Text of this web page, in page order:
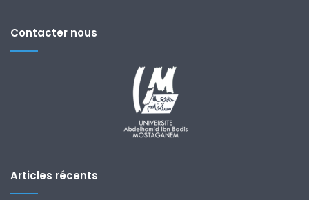
Contacter nous
Articles récents